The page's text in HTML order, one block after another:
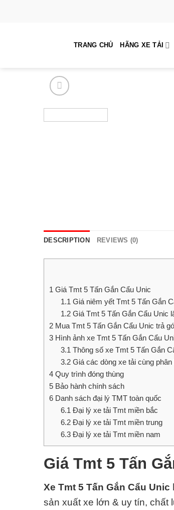
TRANG CHỦ HÃNG XE TẢI
DESCRIPTION REVIEWS (0)
1 Giá Tmt 5 Tấn Gắn Cẩu Unic
1.1 Giá niêm yết Tmt 5 Tấn Gắn
1.2Giá Tmt 5 Tấn Gắn Cẩu Unic
2 Mua Tmt 5 Tấn Gắn Cẩu Unic trả
3 Hình ảnh xe Tmt 5 Tấn Gắn Cẩu
3.1 Thông số xe Tmt 5 Tấn Gắn
3.2Giá các dòng xe tải cùng phân
4 Quy trình đóng thùng
5 Bảo hành chính sách
6 Danh sách đại lý TMT toàn quốc
6.1 Đại lý xe tải Tmt miền bắc
6.2Đại lý xe tải Tmt miền trung
6.3Đại lý xe tải Tmt miền nam
Giá Tmt 5 Tấn
Xe Tmt 5 Tấn Gắn Cẩu Unic
sản xuất xe lớn & uy tín, chất